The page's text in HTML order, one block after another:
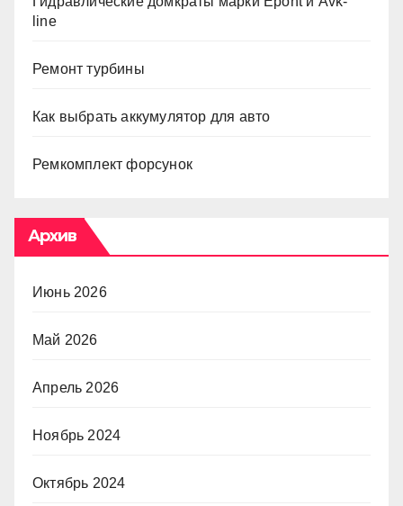
line
Ремонт турбины
Как выбрать аккумулятор для авто
Ремкомплект форсунок
Архив
Июнь 2026
Май 2026
Апрель 2026
Ноябрь 2024
Октябрь 2024